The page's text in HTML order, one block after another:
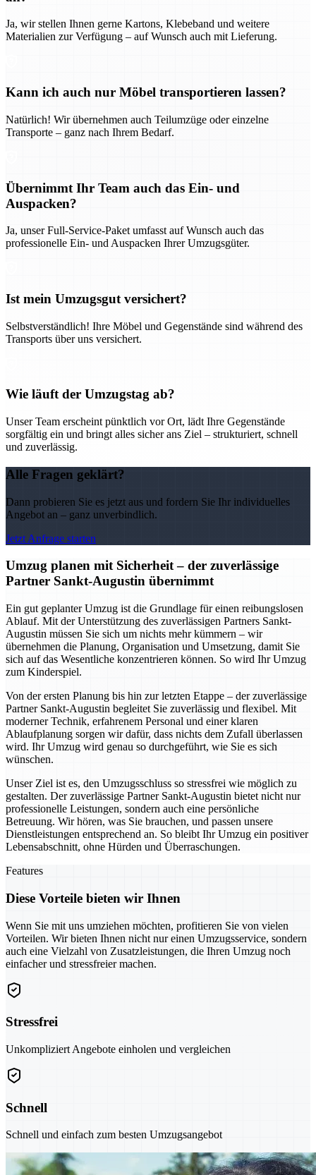
Ja, wir stellen Ihnen gerne Kartons, Klebeband und weitere
Materialien zur Verfügung – auf Wunsch auch mit Lieferung.
Kann ich auch nur Möbel transportieren lassen?
Natürlich! Wir übernehmen auch Teilumzüge oder einzelne
Transporte – ganz nach Ihrem Bedarf.
Übernimmt Ihr Team auch das Ein- und
Auspacken?
Ja, unser Full-Service-Paket umfasst auf Wunsch auch das
professionelle Ein- und Auspacken Ihrer Umzugsgüter.
Ist mein Umzugsgut versichert?
Selbstverständlich! Ihre Möbel und Gegenstände sind während des
Transports über uns versichert.
Wie läuft der Umzugstag ab?
Unser Team erscheint pünktlich vor Ort, lädt Ihre Gegenstände
sorgfältig ein und bringt alles sicher ans Ziel – strukturiert, schnell
und zuverlässig.
Alle Fragen geklärt?
Dann probieren Sie es jetzt aus und fordern Sie Ihr individuelles
Angebot an – ganz unverbindlich.
Jetzt Anfrage starten
Umzug planen mit Sicherheit – der zuverlässige
Partner Sankt-Augustin übernimmt
Ein gut geplanter Umzug ist die Grundlage für einen reibungslosen
Ablauf. Mit der Unterstützung des zuverlässigen Partners Sankt-
Augustin müssen Sie sich um nichts mehr kümmern – wir
übernehmen die Planung, Organisation und Umsetzung, damit Sie
sich auf das Wesentliche konzentrieren können. So wird Ihr Umzug
zum Kinderspiel.
Von der ersten Planung bis hin zur letzten Etappe – der zuverlässige
Partner Sankt-Augustin begleitet Sie zuverlässig und flexibel. Mit
moderner Technik, erfahrenem Personal und einer klaren
Ablaufplanung sorgen wir dafür, dass nichts dem Zufall überlassen
wird. Ihr Umzug wird genau so durchgeführt, wie Sie es sich
wünschen.
Unser Ziel ist es, den Umzugsschluss so stressfrei wie möglich zu
gestalten. Der zuverlässige Partner Sankt-Augustin bietet nicht nur
professionelle Leistungen, sondern auch eine persönliche
Betreuung. Wir hören, was Sie brauchen, und passen unsere
Dienstleistungen entsprechend an. So bleibt Ihr Umzug ein positiver
Lebensabschnitt, ohne Hürden und Überraschungen.
Features
Diese Vorteile bieten wir Ihnen
Wenn Sie mit uns umziehen möchten, profitieren Sie von vielen
Vorteilen. Wir bieten Ihnen nicht nur einen Umzugsservice, sondern
auch eine Vielzahl von Zusatzleistungen, die Ihren Umzug noch
einfacher und stressfreier machen.
Stressfrei
Unkompliziert Angebote einholen und vergleichen
Schnell
Schnell und einfach zum besten Umzugsangebot